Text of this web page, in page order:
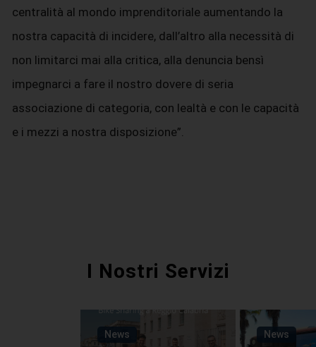
centralità al mondo imprenditoriale aumentando la
nostra capacità di incidere, dall’altro alla necessità di
non limitarci mai alla critica, alla denuncia bensì
impegnarci a fare il nostro dovere di seria
associazione di categoria, con lealtà e con le capacità
e i mezzi a nostra disposizione”.
I Nostri Servizi
News News